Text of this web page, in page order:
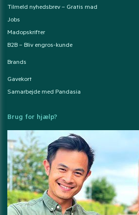
Tilmeld nyhedsbrev – Gratis mad
Jobs
Madopskrifter
B2B – Bliv engros-kunde
Brands
Gavekort
Samarbejde med Pandasia
Brug for hjælp?